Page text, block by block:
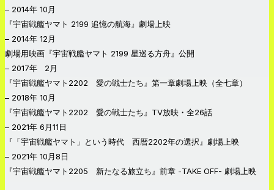
– 2014年 10月
『宇宙戦艦ヤマト 2199 追憶の航海』劇場上映
– 2014年 12月
劇場用映画『宇宙戦艦ヤマト 2199 星巡る方舟』公開
– 2017年 2月
『宇宙戦艦ヤマト2202 愛の戦士たち』第一章劇場上映（全七章）
– 2018年 10月
『宇宙戦艦ヤマト2202 愛の戦士たち』TV放映・全26話
– 2021年 6月11日
『「宇宙戦艦ヤマト」という時代 西暦2202年の選択』劇場上映
– 2021年 10月8日
『宇宙戦艦ヤマト2205 新たなる旅立ち』前章 -TAKE OFF- 劇場上映